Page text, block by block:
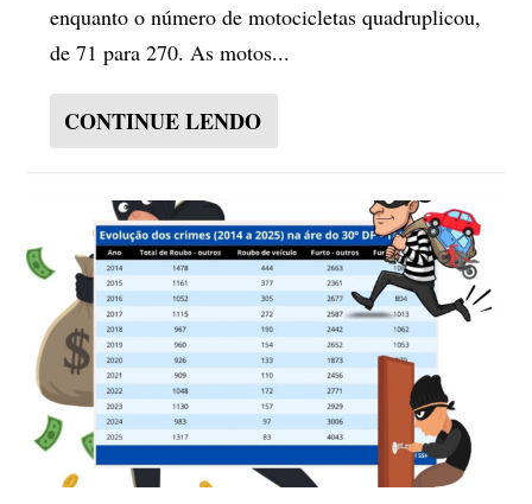
enquanto o número de motocicletas quadruplicou,
de 71 para 270. As motos...
CONTINUE LENDO